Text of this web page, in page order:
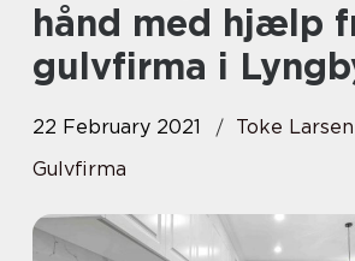
hånd med hjælp
gulvfirma i
22 February 2021
Toke Larsen
Gulvfirma